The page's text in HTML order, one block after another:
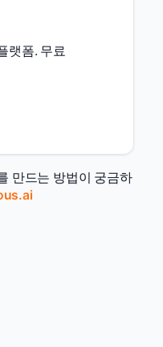
랫폼. 무료
만드는 방법이 궁금하